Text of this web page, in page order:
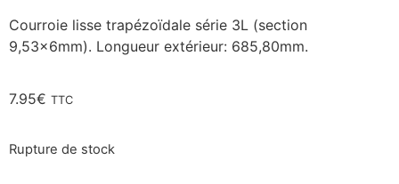
Courroie lisse trapézoïdale série 3L (section
9,53x6mm). Longueur extérieur: 685,80mm.
7.95€ TTC
Rupture de stock